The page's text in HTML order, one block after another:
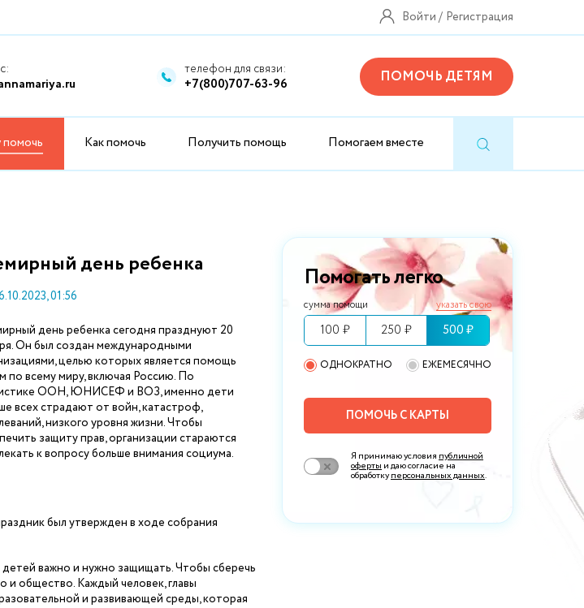
Войти Регистрация
телефон для связи:
+7(800)707-63-96 ПОМОЧЬ ДЕТЯМ
Как помочь Получить помощь Помогаем вместе
Помогать легко
сумма помощи указать свою
100 ₽ 250 ₽ 500 ₽
ОДНОКРАТНО ЕЖЕМЕСЯЧНО
ПОМОЧЬ С КАРТЫ
Я принимаю условия публичной
оферты и даю согласие на
обработкуперсональных данных.
день ребенка
01:56
день ребенка сегодня празднуют 20
Он был создан международными
целью которых является помощь
по всему миру, включая Россию. По
ООН, ЮНИСЕФ и ВОЗ, именно дети
всех страдают от войн, катастроф,
низкого уровня жизни. Чтобы
защиту прав, организации стараются
к вопросу больше внимания социума.
был утвержден в ходе собрания
важно и нужно защищать. Чтобы сберечь
и общество. Каждый человек, главы
и развивающей среды, которая